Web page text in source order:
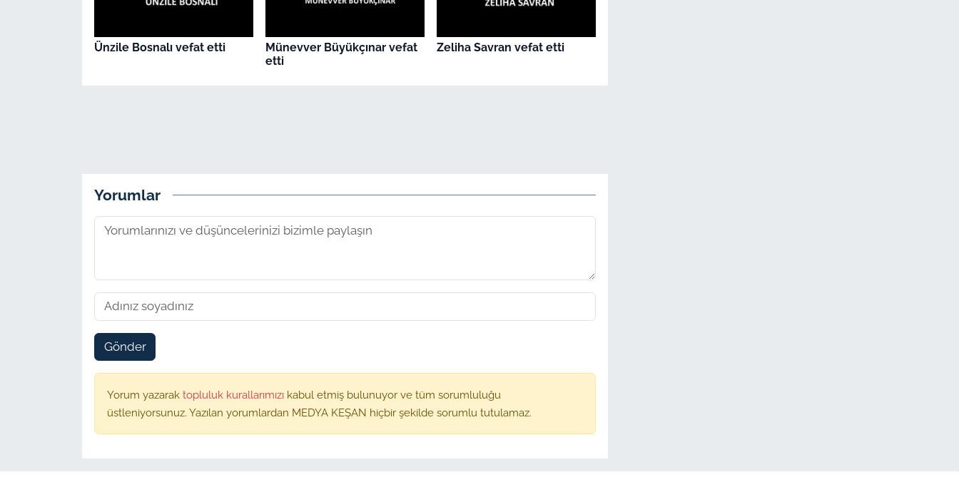
Ünzile Bosnalı vefat etti
Münevver Büyükçınar vefat
etti
Zeliha Savran vefat etti
Yorumlar
Gönder
Yorum yazarak topluluk kurallarımızı kabul etmiş bulunuyor ve tüm sorumluluğu
üstleniyorsunuz. Yazılan yorumlardan MEDYA KEŞAN hiçbir şekilde sorumlu tutulamaz.